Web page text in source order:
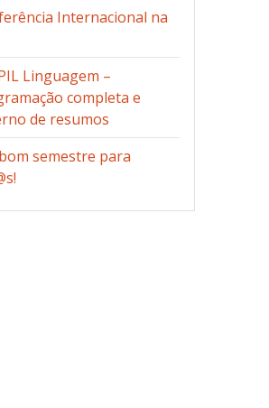
Internacional na
Linguagem –
completa e
de resumos
semestre para